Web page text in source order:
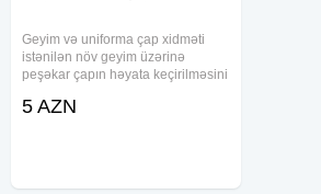
Geyim və uniforma çap xidməti
istənilən növ geyim üzərinə
peşəkar çapın həyata keçirilməsini
geyimlər və işçi formaları yüksək
5 AZN